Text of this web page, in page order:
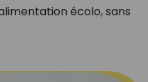
écolo, sans